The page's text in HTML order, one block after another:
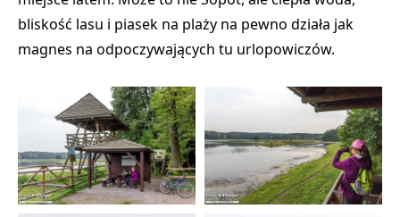
bliskość lasu i piasek na plaży na pewno działa jak
magnes na odpoczywających tu urlopowiczów.